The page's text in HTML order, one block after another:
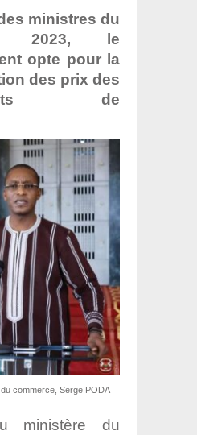
ministres du
2023, le
opte pour la
des prix des
de
commerce, Serge PODA
ministère du